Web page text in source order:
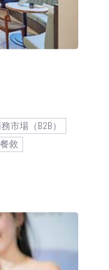
市場（B2B）
敘